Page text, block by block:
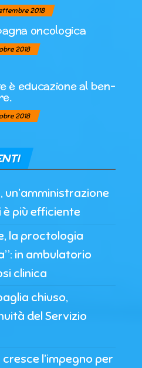
2018
oncologica
2018
è educazione al ben-
2018
più efficiente
la proctologia
in ambulatorio
clinica
chiuso,
del Servizio
cresce l’impegno per